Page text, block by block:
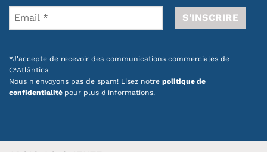
*J'accepte de recevoir des communications commerciales de
CªAtlântica
Nous n'envoyons pas de spam! Lisez notre politique de
confidentialité pour plus d'informations.